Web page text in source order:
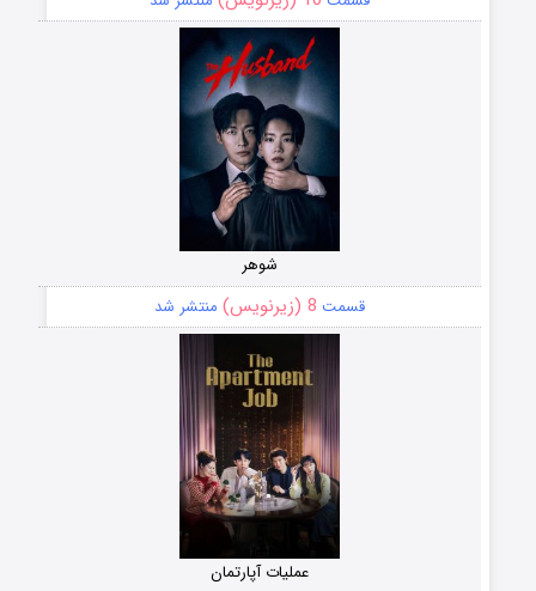
شوهر
قسمت 8 (زیرنویس) منتشر شد
عملیات آپارتمان